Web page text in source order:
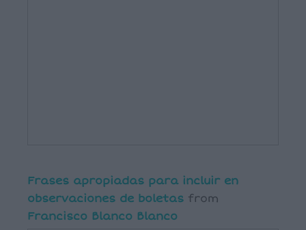
Frases apropiadas para incluir en
observaciones de boletas from
Francisco Blanco Blanco